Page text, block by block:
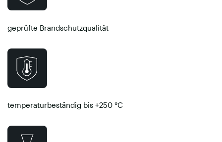
geprüfte Brandschutzqualität
temperaturbeständig bis +250 °C